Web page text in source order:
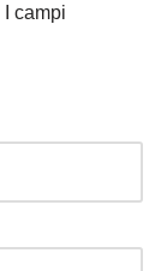
I campi